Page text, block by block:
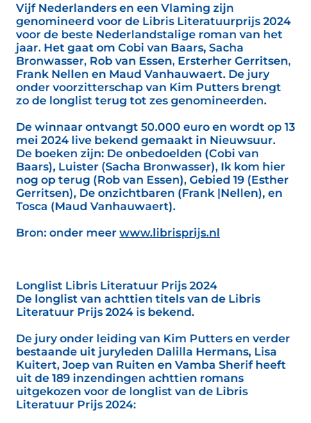
Vijf Nederlanders en een Vlaming zijn
genomineerd voor de Libris Literatuurprijs 2024
voor de beste Nederlandstalige roman van het
jaar. Het gaat om Cobi van Baars, Sacha
Bronwasser, Rob van Essen, Ersterher Gerritsen,
Frank Nellen en Maud Vanhauwaert. De jury
onder voorzitterschap van Kim Putters brengt
zo de longlist terug tot zes genomineerden.
De winnaar ontvangt 50.000 euro en wordt op 13
mei 2024 live bekend gemaakt in Nieuwsuur.
De boeken zijn: De onbedoelden (Cobi van
Baars), Luister (Sacha Bronwasser), Ik kom hier
nog op terug (Rob van Essen), Gebied 19 (Esther
Gerritsen), De onzichtbaren (Frank |Nellen), en
Tosca (Maud Vanhauwaert).
Bron: onder meer www.librisprijs.nl
Longlist Libris Literatuur Prijs 2024
De longlist van achttien titels van de Libris
Literatuur Prijs 2024 is bekend.
De jury onder leiding van Kim Putters en verder
bestaande uit juryleden Dalilla Hermans, Lisa
Kuitert, Joep van Ruiten en Vamba Sherif heeft
uit de 189 inzendingen achttien romans
uitgekozen voor de longlist van de Libris
Literatuur Prijs 2024: